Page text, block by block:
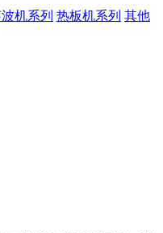
机系列 热板机系列 其他